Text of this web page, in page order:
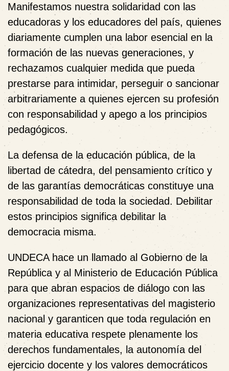
Manifestamos nuestra solidaridad con las
educadoras y los educadores del país, quienes
diariamente cumplen una labor esencial en la
formación de las nuevas generaciones, y
rechazamos cualquier medida que pueda
prestarse para intimidar, perseguir o sancionar
arbitrariamente a quienes ejercen su profesión
con responsabilidad y apego a los principios
pedagógicos.
La defensa de la educación pública, de la
libertad de cátedra, del pensamiento crítico y
de las garantías democráticas constituye una
responsabilidad de toda la sociedad. Debilitar
estos principios significa debilitar la
democracia misma.
UNDECA hace un llamado al Gobierno de la
República y al Ministerio de Educación Pública
para que abran espacios de diálogo con las
organizaciones representativas del magisterio
nacional y garanticen que toda regulación en
materia educativa respete plenamente los
derechos fundamentales, la autonomía del
ejercicio docente y los valores democráticos